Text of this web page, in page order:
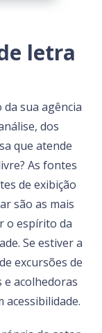
letra
sua agência
dos
que atende
As fontes
de exibição
são as mais
o espírito da
Se estiver a
excursões de
e acolhedoras